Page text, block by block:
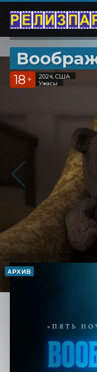
18 +
2024, США
Ужасы
АРХИВ